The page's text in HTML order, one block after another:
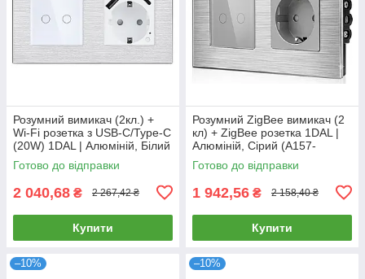
Розумний вимикач (2кл.) +
Wi-Fi розетка з USB-C/Type-C
(20W) 1DAL | Алюміній, Білий
(A157-GSW2G.WF-
STUTC.WF.WT)
Готово до відправки
2 040,68 ₴ 2 267,42 ₴
Купити
Розумний ZigBee вимикач (2
кл) + ZigBee розетка 1DAL |
Алюміній, Сірий (A157-
GSW2G.ZB-ST.ZB.GR)
Готово до відправки
1 942,56 ₴ 2 158,40 ₴
Купити
–10% –10%